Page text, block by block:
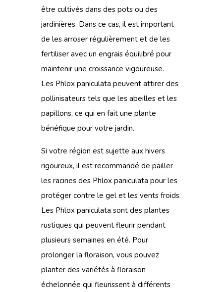
être cultivés dans des pots ou des
jardinières. Dans ce cas, il est important
de les arroser régulièrement et de les
fertiliser avec un engrais équilibré pour
maintenir une croissance vigoureuse.
Les Phlox paniculata peuvent attirer des
pollinisateurs tels que les abeilles et les
papillons, ce qui en fait une plante
bénéfique pour votre jardin.
Si votre région est sujette aux hivers
rigoureux, il est recommandé de pailler
les racines des Phlox paniculata pour les
protéger contre le gel et les vents froids.
Les Phlox paniculata sont des plantes
rustiques qui peuvent fleurir pendant
plusieurs semaines en été. Pour
prolonger la floraison, vous pouvez
planter des variétés à floraison
échelonnée qui fleurissent à différents